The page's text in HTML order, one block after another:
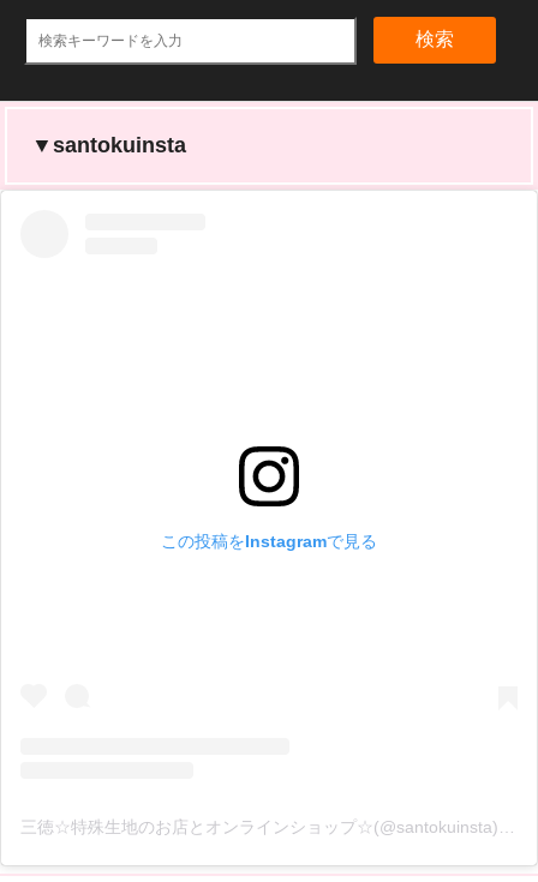
検索
▼santokuinsta
この投稿をInstagramで見る